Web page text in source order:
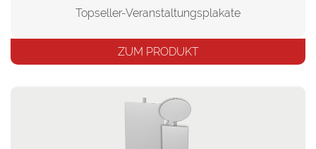
Topseller-Veranstaltungsplakate
ZUM PRODUKT